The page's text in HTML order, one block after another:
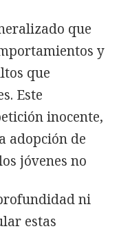
que
y
que
Este
inocente,
adopción de
jóvenes no
ni
estas